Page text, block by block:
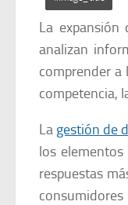
La
analizan
comprender a
competencia,
La gestión de
los
respuestas